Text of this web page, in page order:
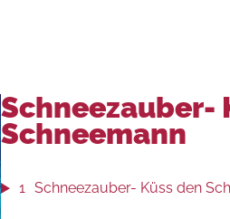
Schneezauber-
Schneemann
1 Schneezauber- Küss den